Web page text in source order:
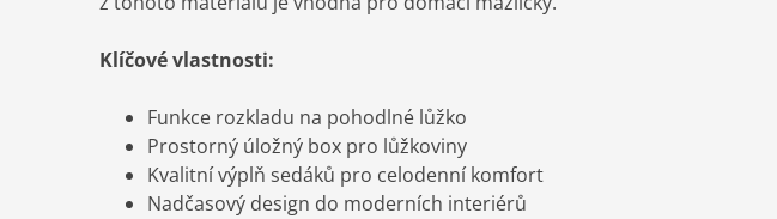
Klíčové vlastnosti:
Funkce rozkladu na pohodlné lůžko
Prostorný úložný box pro lůžkoviny
Kvalitní výplň sedáků pro celodenní komfort
Nadčasový design do moderních interiérů